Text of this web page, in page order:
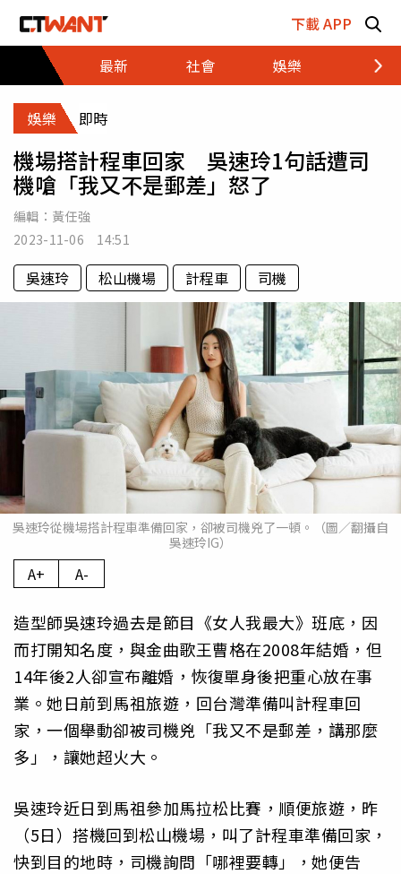
下載 APP
最新
社會 娛樂 財經
娛樂 即時
機場搭計程車回家 吳速玲1句話遭司
機嗆「我又不是郵差」怒了
編輯： 黃任強
2023-11-06 14:51
吳速玲 松山機場 計程車 司機
吳速玲從機場搭計程車準備回家，卻被司機兇了一頓。（圖／翻攝自
吳速玲IG）
A+ A-
造型師吳速玲過去是節目《女人我最大》班底，因
而打開知名度，與金曲歌王曹格在2008年結婚，但
14年後2人卻宣布離婚，恢復單身後把重心放在事
業。她日前到馬祖旅遊，回台灣準備叫計程車回
家，一個舉動卻被司機兇「我又不是郵差，講那麼
多」，讓她超火大。
吳速玲近日到馬祖參加馬拉松比賽，順便旅遊，昨
（5日）搭機回到松山機場，叫了計程車準備回家，
快到目的地時，司機詢問「哪裡要轉」，她便告